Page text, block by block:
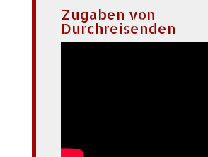
Zugaben von
Durchreisenden